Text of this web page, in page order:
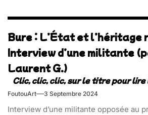
Bure : L’État et l’héritage
Interview d’une militante
Laurent G.)
FoutouArt 3 Septembre 2024
Interview d’une militante opposée au